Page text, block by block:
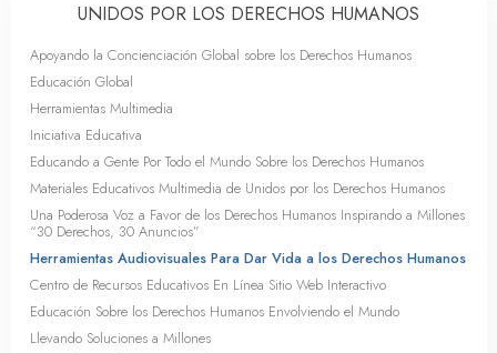
UNIDOS POR LOS DERECHOS HUMANOS
Apoyando la Concienciación Global sobre los Derechos Humanos
Educación Global
Herramientas Multimedia
Iniciativa Educativa
Educando a Gente Por Todo el Mundo Sobre los Derechos Humanos
Materiales Educativos Multimedia de Unidos por los Derechos Humanos
Una Poderosa Voz a Favor de los Derechos Humanos Inspirando a Millones
“30 Derechos, 30 Anuncios”
Herramientas Audiovisuales Para Dar Vida a los Derechos Humanos
Centro de Recursos Educativos En Línea Sitio Web Interactivo
Educación Sobre los Derechos Humanos Envolviendo el Mundo
Llevando Soluciones a Millones